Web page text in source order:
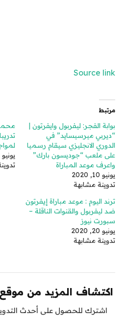
Source link
مرتبط
بوابة الفجر: ليفربول وايفرتون |
“ديربي ميرسيسايد” في
الدوري الانجليزي سيقام رسميا
على ملعب “جوديسون بارك”
واعرف موعد المباراة
يونيو 10, 2020
تدوينة مشابهة
يونيو 19, 2020
ترند اليوم : موعد مباراة إيفرتون
ضد ليفربول والقنوات الناقلة –
سبورت نيوز
يونيو 20, 2020
تدوينة مشابهة
اكتشاف المزيد من
اشترك للحصول على أحدث